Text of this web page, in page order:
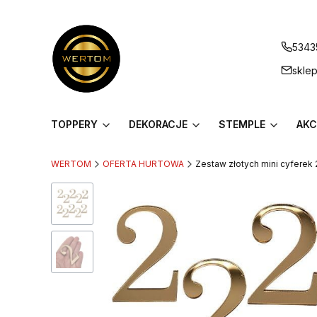
TOPPERY DEKORACJE STEMPLE
WERTOM OFERTA HURTOWA Zestaw złotych mini